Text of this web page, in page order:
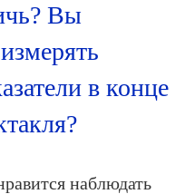
Вы
в конце
наблюдать